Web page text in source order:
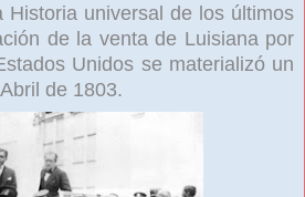
Historia universal de los últimos
de la venta de Luisiana por
Unidos se materializó un
de 1803.